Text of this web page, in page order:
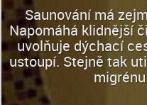
Saunování má
Napomáhá klidnější
uvolňuje dýchací
ustoupí. Stejně tak